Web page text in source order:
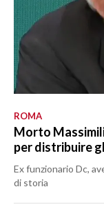
ROMA
Morto
per distribuire
Ex funzionario Dc,
di storia